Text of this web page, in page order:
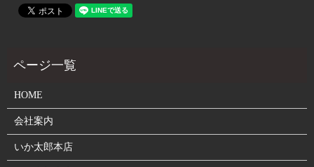
HOME
会社案内
いか太郎本店